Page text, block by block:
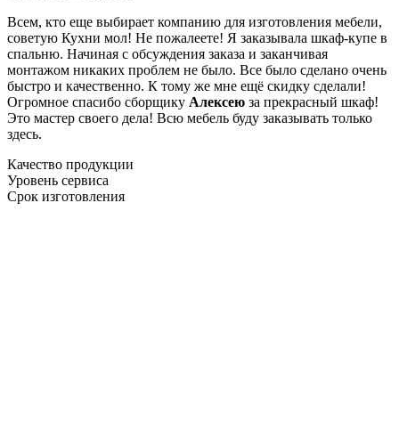
Всем, кто еще выбирает компанию для изготовления мебели,
советую Кухни мол! Не пожалеете! Я заказывала шкаф-купе в
спальню. Начиная с обсуждения заказа и заканчивая
монтажом никаких проблем не было. Все было сделано очень
быстро и качественно. К тому же мне ещё скидку сделали!
Огромное спасибо сборщику Алексею за прекрасный шкаф!
Это мастер своего дела! Всю мебель буду заказывать только
здесь.
Качество продукции
Уровень сервиса
Срок изготовления